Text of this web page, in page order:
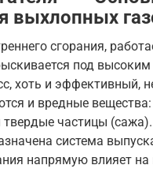
выхлопных
сгорания,
под
хоть и эффективный,
и вредные
твердые частицы
система
напрямую влияет на